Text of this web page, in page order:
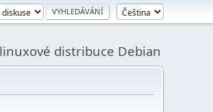
distribuce Debian